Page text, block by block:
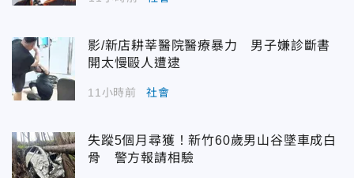
影/新店耕莘醫院醫療暴力 男子嫌診斷書
開太慢毆人遭逮
11小時前 社會
失蹤5個月尋獲！新竹60歲男山谷墜車成白
骨 警方報請相驗